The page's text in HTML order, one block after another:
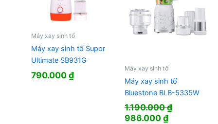
Máy xay sinh tố
Máy xay sinh tố Supor
Ultimate SB931G
790.000₫
Máy xay sinh tố
Máy xay sinh tố
Bluestone BLB-5335W
1.190.000₫
Giá
986.000₫Giá